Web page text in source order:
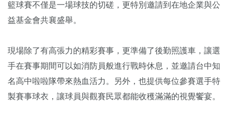
籃球賽不僅是一場球技的切磋，更特別邀請到在地企業與公
益基金會共襄盛舉。
現場除了有高張力的精彩賽事，更準備了後勤照護車，讓選
手在賽事期間可以如消防員般進行戰時休息，並邀請台中知
名高中啦啦隊帶來熱血活力。另外，也提供每位參賽選手特
製賽事球衣，讓球員與觀賽民眾都能收穫滿滿的視覺饗宴。